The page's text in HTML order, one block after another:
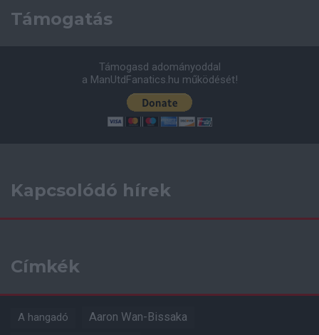
Támogatás
Támogasd adományoddal
a ManUtdFanatics.hu működését!
Kapcsolódó hírek
Címkék
A hangadó Aaron Wan-Bissaka